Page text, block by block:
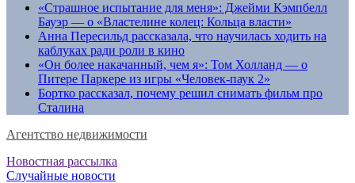
«Страшное испытание для меня»: Джейми Кэмпбелл
Бауэр — о «Властелине колец: Кольца власти»
Анна Пересильд рассказала, что научилась ходить на
каблуках ради роли в кино
«Он более накачанный, чем я»: Том Холланд — о
Питере Паркере из игры «Человек-паук 2»
Бортко рассказал, почему решил снимать фильм про
Сталина
Агентство недвижимости
Новостная рассылка
Случайные новости